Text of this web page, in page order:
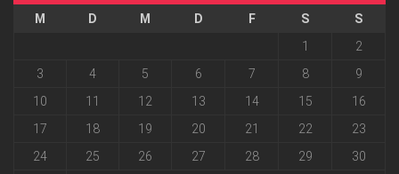
M D M D F S
S
1
2
3
4 5 6 7 8
9
10
11 12 13 14 15
16
17
18 19 20 21 22
23
24
25 26 27 28 29
30